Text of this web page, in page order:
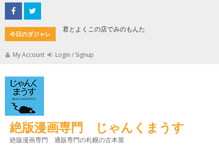
Skip
to
content
今日のダジャレ
君とよくこの店でみのもんた
My Account Login / Signup
絶版漫画専門 じゃんくまうす
絶版漫画専門 通販専門の札幌の古本屋